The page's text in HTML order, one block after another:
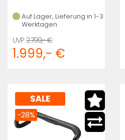
Auf Lager, Lieferung in 1-3
Werktagen
2.799,- €
1.999,- €
-28%